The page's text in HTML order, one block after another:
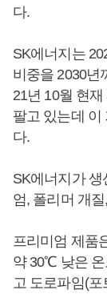
다.
SK에너지는
비중을 2030년
21년 10월 현
팔고 있는데 이
다.
SK에너지가 생
엄, 폴리머 개
프리미엄 제품
약 30℃ 낮은 온
고 도로파임(